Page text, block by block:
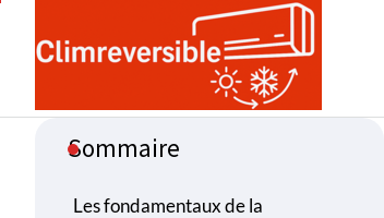
content
Sommaire
Les fondamentaux de la